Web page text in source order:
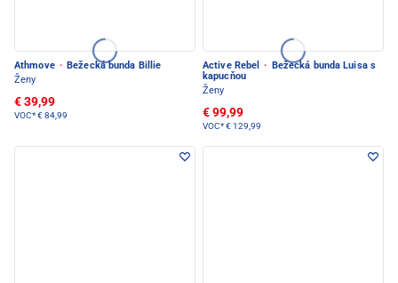
Athmove · Bežecká bunda Billie
Ženy
€ 39,99
VOC*€ 84,99
Active Rebel · Bežecká bunda Luisa s
kapucňou
Ženy
€ 99,99
VOC*€ 129,99